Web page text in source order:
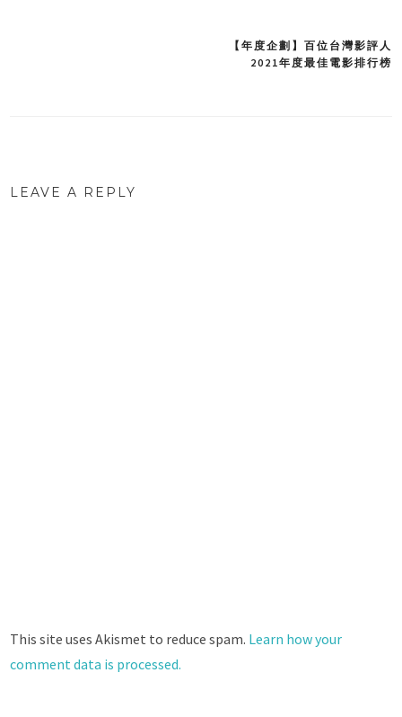
【年度企劃】百位台灣影評人
2021年度最佳電影排行榜
LEAVE A REPLY
This site uses Akismet to reduce spam. Learn how your
comment data is processed.